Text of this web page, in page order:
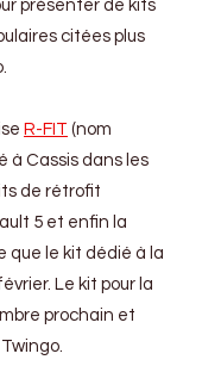
présenter de kits
citées plus
R-FIT (nom
à Cassis dans les
de rétrofit
5 et enfin la
que le kit dédié à la
Le kit pour la
prochain et